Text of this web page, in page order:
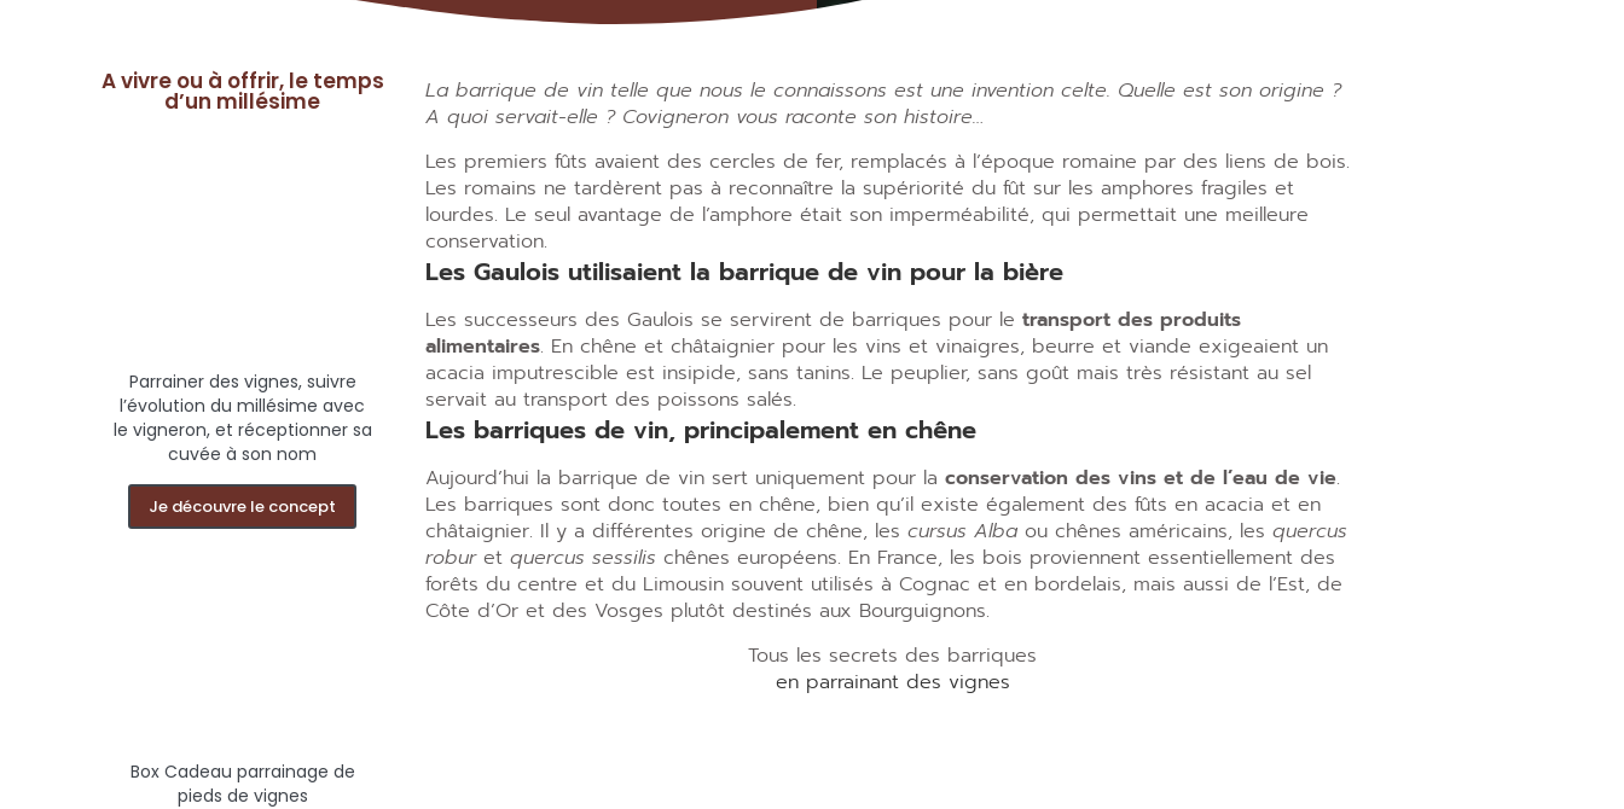
A vivre ou à offrir, le temps
d’un millésime
Parrainer des vignes, suivre
l’évolution du millésime avec
le vigneron, et réceptionner sa
cuvée à son nom
Je découvre le concept
Box Cadeau parrainage de
pieds de vignes
La barrique de vin telle que nous le connaissons est une invention celte. Quelle est son origine ?
A quoi servait-elle ? Covigneron vous raconte son histoire…
Les premiers fûts avaient des cercles de fer, remplacés à l’époque romaine par des liens de bois.
Les romains ne tardèrent pas à reconnaître la supériorité du fût sur les amphores fragiles et
lourdes. Le seul avantage de l’amphore était son imperméabilité, qui permettait une meilleure
conservation.
Les Gaulois utilisaient la barrique de vin pour la bière
Les successeurs des Gaulois se servirent de barriques pour le transport des produits
alimentaires. En chêne et châtaignier pour les vins et vinaigres, beurre et viande exigeaient un
acacia imputrescible est insipide, sans tanins. Le peuplier, sans goût mais très résistant au sel
servait au transport des poissons salés.
Les barriques de vin, principalement en chêne
Aujourd’hui la barrique de vin sert uniquement pour la conservation des vins et de l’eau de vie.
Les barriques sont donc toutes en chêne, bien qu’il existe également des fûts en acacia et en
châtaignier. Il y a différentes origine de chêne, les cursus Albaou chênes américains, les quercus
roburet quercus sessilis chênes européens. En France, les bois proviennent essentiellement des
forêts du centre et du Limousin souvent utilisés à Cognac et en bordelais, mais aussi de l’Est, de
Côte d’Or et des Vosges plutôt destinés aux Bourguignons.
Tous les secrets des barriques
en parrainant des vignes